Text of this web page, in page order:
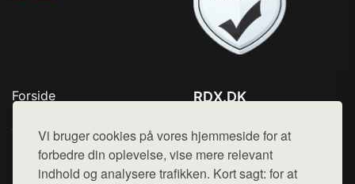
Vi bruger cookies på vores hjemmeside for at
forbedre din oplevelse, vise mere relevant
indhold og analysere trafikken. Kort sagt: for at
Forside
Top Rabatter
Blog
Kontakt
RDX.DK
Mail: hej@want.dk